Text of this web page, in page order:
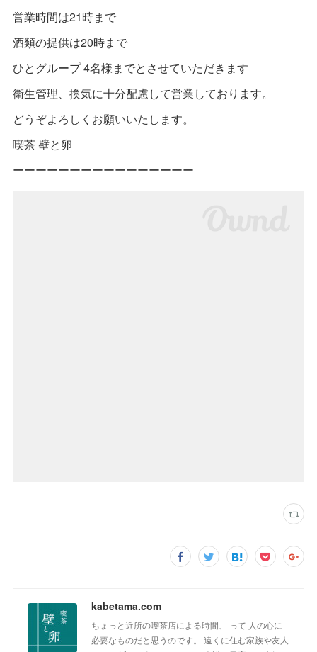
営業時間は21時まで
酒類の提供は20時まで
ひとグループ 4名様までとさせていただきます
衛生管理、換気に十分配慮して営業しております。
どうぞよろしくお願いいたします。
喫茶 壁と卵
ーーーーーーーーーーーーーーーー
kabetama.com
ちょっと近所の喫茶店による時間、 って 人の心に
必要なものだと思うのです。 遠くに住む家族や友人